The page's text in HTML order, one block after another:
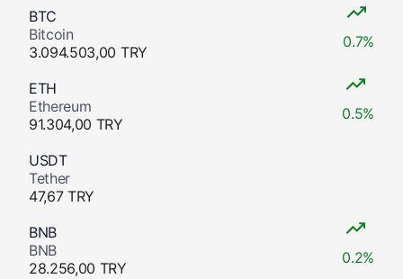
BTC
Bitcoin
3.094.503,00 TRY
0.7%
ETH
Ethereum
91.304,00 TRY
0.5%
USDT
Tether
47,67 TRY
BNB
BNB
28.256,00 TRY
0.2%